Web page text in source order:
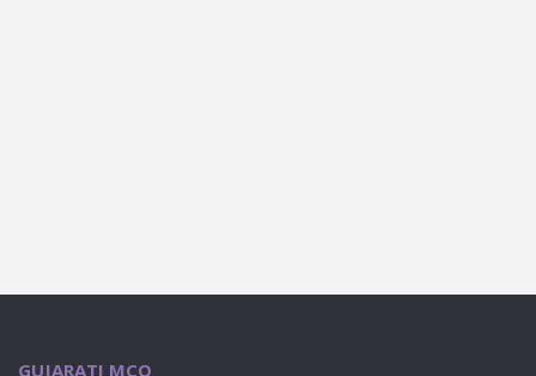
GUJARATI MCQ